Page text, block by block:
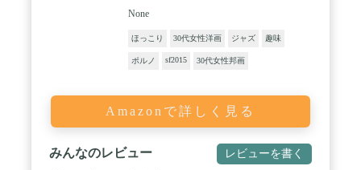
None
ほっこり 30代女性洋画 ジャズ 趣味
ポルノ sf2015 30代女性邦画
Amazonで詳しく見る
みんなのレビュー レビューを書く